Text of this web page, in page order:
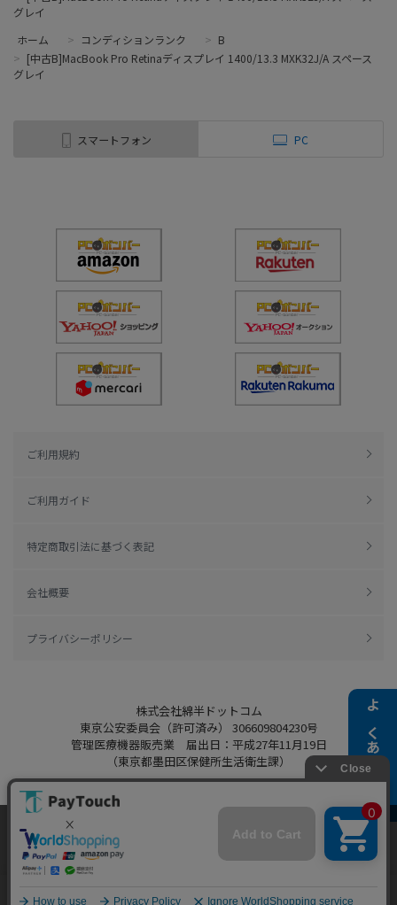
よくある質問
グレイ
ホーム
> コンディションランク > B
> [中古B]MacBook Pro Retinaディスプレイ 1400/13.3 MXK32J/A スペース
グレイ
スマートフォン PC
ご利用規約
ご利用ガイド
特定商取引法に基づく表記
会社概要
プライバシーポリシー
株式会社綿半ドットコム
東京公安委員会（許可済み） 306609804230号
管理医療機器販売業 届出日：平成27年11月19日
（東京都墨田区保健所生活衛生課）
Copyright 2022
Powered by Watahan Partners Co., Ltd.
当ウェブサイトでは、お客様により良いサービス
をご提供するため、クッキーを利用しています。
サイト利用を継続することにより、クッキーの使
同意する